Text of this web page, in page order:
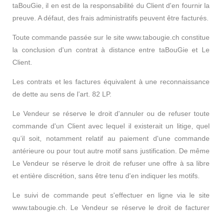
taBouGie, il en est de la responsabilité du Client d'en fournir la
preuve. A défaut, des frais administratifs peuvent être facturés.
Toute commande passée sur le site www.tabougie.ch constitue
la conclusion d'un contrat à distance entre taBouGie et Le
Client.
Les contrats et les factures équivalent à une reconnaissance
de dette au sens de l’art. 82 LP.
Le Vendeur se réserve le droit d'annuler ou de refuser toute
commande d'un Client avec lequel il existerait un litige, quel
qu’il soit, notamment relatif au paiement d'une commande
antérieure ou pour tout autre motif sans justification. De même
Le Vendeur se réserve le droit de refuser une offre à sa libre
et entière discrétion, sans être tenu d'en indiquer les motifs.
Le suivi de commande peut s'effectuer en ligne via le site
www.tabougie.ch. Le Vendeur se réserve le droit de facturer